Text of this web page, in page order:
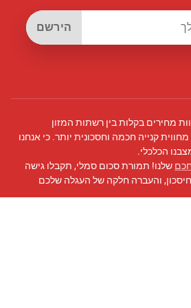
הירשם
מחירים בקלות בין רשתות המזון
קנייה חכמה וחסכונית יותר. כי אנחנו
הכלכלי.
שלנו! תמורת סכום סמלי, תקבלו גישה
והעברה חלקה של העגלה שלכם